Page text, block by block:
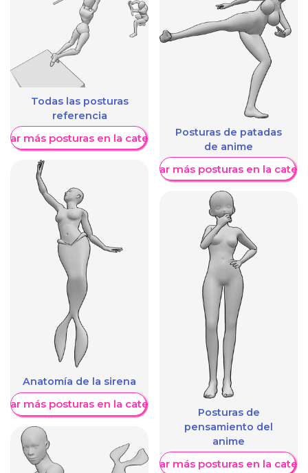
Todas las posturas
referencia
más posturas en la categoría
Anatomía de la sirena
más posturas en la categoría
Posturas de patadas
de anime
Mostrar más posturas en la
Posturas de
pensamiento del
anime
Mostrar más posturas en la